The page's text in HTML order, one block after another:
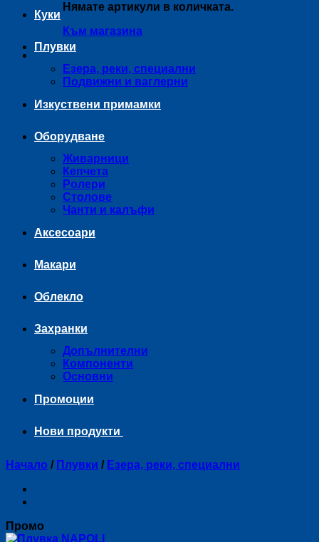
Нямате артикули в количката.
Към магазина
Куки
Плувки
Езера, реки, специални
Подвижни и ваглерни
Изкуствени примамки
Оборудване
Живарници
Кепчета
Ролери
Столове
Чанти и калъфи
Аксесоари
Макари
Облекло
Захранки
Допълнителни
Компоненти
Основни
Промоции
Нови продукти
Начало / Плувки / Езера, реки, специални
Промо